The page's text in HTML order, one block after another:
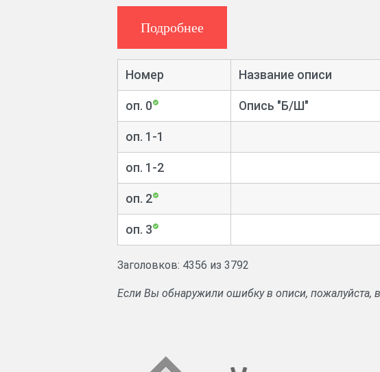
Указы Правительствующего сената,
Журналы заседаний магистрата. Указы
Книги прихода и расхода денежных сумм.
Дела о вводе во владение имениями, о
взыскании долгов, об описи имений за долги.
Книги записи духовных завещаний,
Сведения о фабриках и заводах, ценах на
Дела об отдаче в аренду рыбных ловель на
Сведения о присвоении чинов, о назначении
Подробнее
Номер Название описи
оп. 0 Опись "Б/Ш"
оп. 1-1
оп. 1-2
оп. 2
оп. 3
Заголовков: 4356 из 3792
Если Вы обнаружили ошибку в описи, пожалуйста,